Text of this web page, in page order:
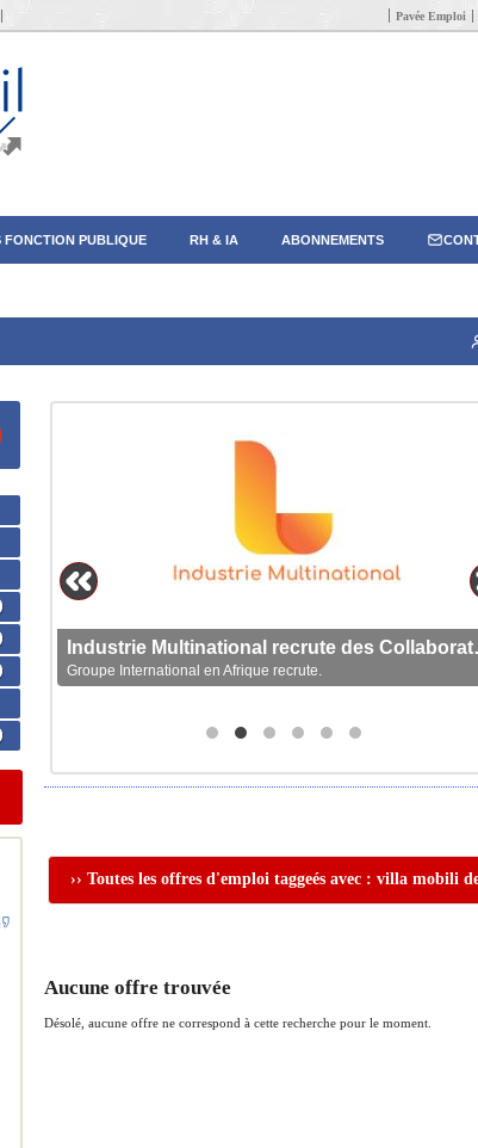
Pavée Emploi
FONCTION PUBLIQUE RH & IA ABONNEMENTS
Groupe International en Afrique recrute.
›› Toutes les offres d'emploi taggeés avec : villa mobili
Aucune offre trouvée
Désolé, aucune offre ne correspond à cette recherche pour le moment.